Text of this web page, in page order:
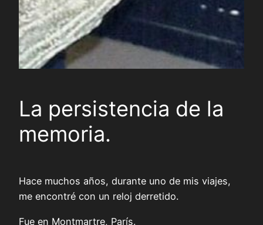
La persistencia de la
memoria.
Hace muchos años, durante uno de mis viajes,
me encontré con un reloj derretido.
Fue en Montmartre, París.